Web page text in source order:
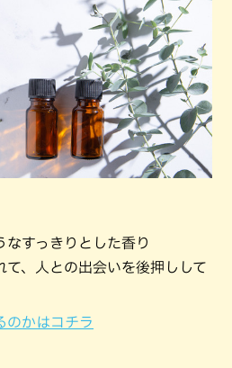
すっきりとした香り
て、人との出会いを後押しして
のかはコチラ